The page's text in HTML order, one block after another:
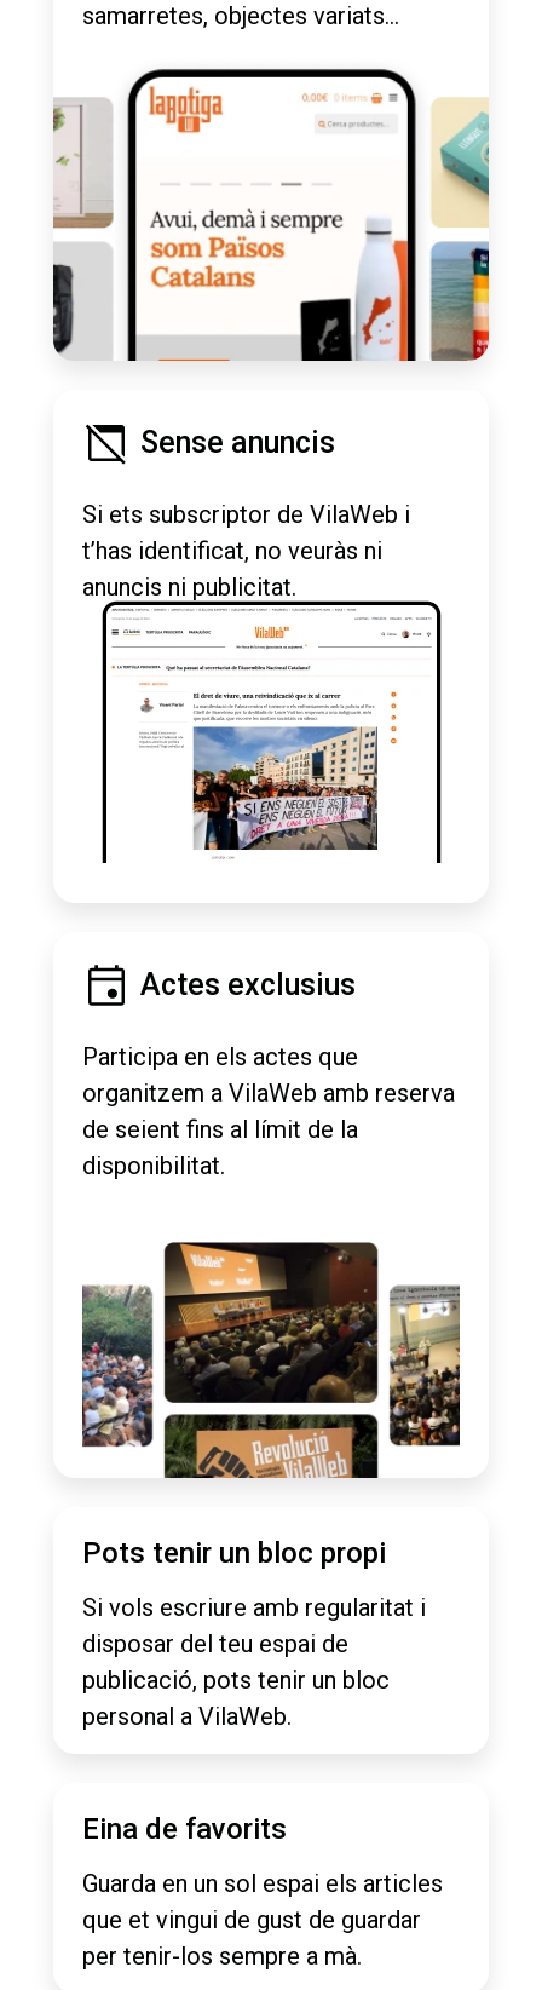
samarretes, objectes variats...
Sense anuncis
Si ets subscriptor de VilaWeb i
t’has identificat, no veuràs ni
anuncis ni publicitat.
Actes exclusius
Participa en els actes que
organitzem a VilaWeb amb reserva
de seient fins al límit de la
disponibilitat.
Pots tenir un bloc propi
Si vols escriure amb regularitat i
disposar del teu espai de
publicació, pots tenir un bloc
personal a VilaWeb.
Eina de favorits
Guarda en un sol espai els articles
que et vingui de gust de guardar
per tenir-los sempre a mà.